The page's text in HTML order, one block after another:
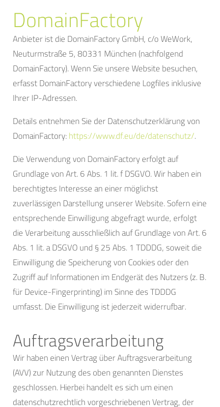
DomainFactory
Anbieter ist die DomainFactory GmbH, c/o WeWork,
Neuturmstraße 5, 80331 München (nachfolgend
DomainFactory). Wenn Sie unsere Website besuchen,
erfasst DomainFactory verschiedene Logfiles inklusive
Ihrer IP-Adressen.
Details entnehmen Sie der Datenschutzerklärung von
DomainFactory:https://www.df.eu/de/datenschutz/.
Die Verwendung von DomainFactory erfolgt auf
Grundlage von Art. 6 Abs. 1 lit. f DSGVO. Wir haben ein
berechtigtes Interesse an einer möglichst
zuverlässigen Darstellung unserer Website. Sofern eine
entsprechende Einwilligung abgefragt wurde, erfolgt
die Verarbeitung ausschließlich auf Grundlage von Art. 6
Abs. 1 lit. a DSGVO und § 25 Abs. 1 TDDDG, soweit die
Einwilligung die Speicherung von Cookies oder den
Zugriff auf Informationen im Endgerät des Nutzers (z. B.
für Device-Fingerprinting) im Sinne des TDDDG
umfasst. Die Einwilligung ist jederzeit widerrufbar.
Auftragsverarbeitung
Wir haben einen Vertrag über Auftragsverarbeitung
(AVV) zur Nutzung des oben genannten Dienstes
geschlossen. Hierbei handelt es sich um einen
datenschutzrechtlich vorgeschriebenen Vertrag, der